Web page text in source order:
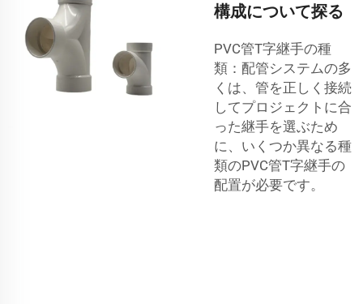
構成について探る
PVC管T字継手の種
類：配管システムの多
くは、管を正しく接続
してプロジェクトに合
った継手を選ぶため
に、いくつか異なる種
類のPVC管T字継手の
配置が必要です。